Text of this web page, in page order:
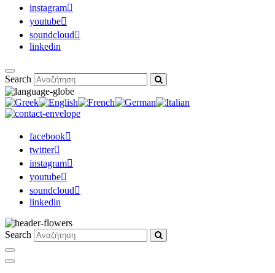
instagram
youtube
soundcloud
linkedin
Search
facebook
twitter
instagram
youtube
soundcloud
linkedin
Search